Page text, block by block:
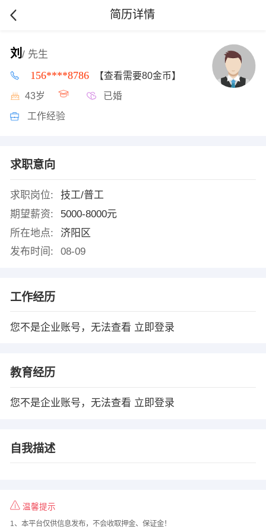
简历详情
刘 / 先生
156****8786 【查看需要80金币】
43岁 已婚
工作经验
求职意向
求职岗位:
技工/普工
期望薪资:
5000-8000元
所在地点:
济阳区
发布时间:
08-09
工作经历
您不是企业账号，无法查看 立即登录
教育经历
您不是企业账号，无法查看 立即登录
自我描述
温馨提示
1、本平台仅供信息发布，不会收取押金、保证金！